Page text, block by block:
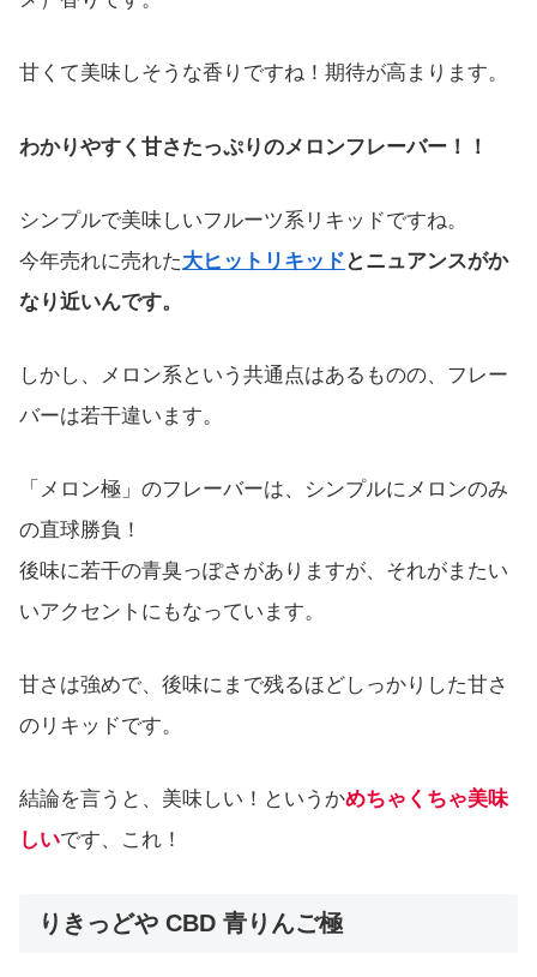
甘くて美味しそうな香りですね！期待が高まります。
わかりやすく甘さたっぷりのメロンフレーバー！！
シンプルで美味しいフルーツ系リキッドですね。
今年売れに売れた大ヒットリキッド とニュアンスがか
なり近いんです。
しかし、メロン系という共通点はあるものの、フレー
バーは若干違います。
「メロン極」のフレーバーは、シンプルにメロンのみ
の直球勝負！
後味に若干の青臭っぽさがありますが、それがまたい
いアクセントにもなっています。
甘さは強めで、後味にまで残るほどしっかりした甘さ
のリキッドです。
結論を言うと、美味しい！というかめちゃくちゃ美味
しいです、これ！
りきっどや CBD 青りんご極